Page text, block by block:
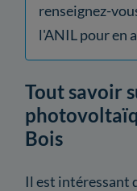
renseignez-
l'ANIL pour en
Tout savoir
Bois
Il est intéressant